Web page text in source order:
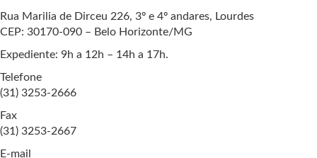
Rua Marilia de Dirceu 226, 3º e 4º andares, Lourdes
CEP: 30170-090 – Belo Horizonte/MG
Expediente: 9h a 12h – 14h a 17h.
Telefone
(31) 3253-2666
Fax
(31) 3253-2667
E-mail